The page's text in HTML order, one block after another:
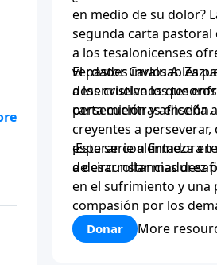
en medio de su dolor?
segunda carta pastoral
a los tesalonicenses
verdades invaluables
a los cristianos que
persecución y aflicción.
El pastor Carlos A.
desenvuelve los
carta mientras enseña
creyentes a perseverar,
esperar con firmeza en
de circunstancias
¡Esta serie alentadora
a desarrollar madurez
en el sufrimiento y una
compasión por los
Donar More